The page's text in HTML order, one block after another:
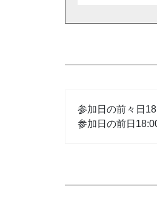
参加日の前々日
参加日の前日